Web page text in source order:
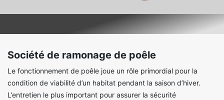
Société de ramonage de poêle
Le fonctionnement de poêle joue un rôle primordial pour la
condition de viabilité d’un habitat pendant la saison d’hiver.
L’entretien le plus important pour assurer la sécurité